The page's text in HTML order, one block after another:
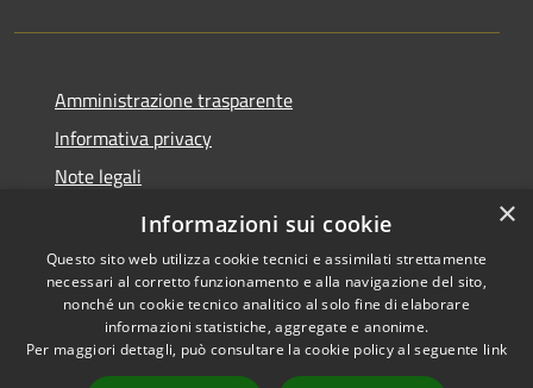
Amministrazione trasparente
Informativa privacy
Note legali
Dichiarazione di accessibilità
Accessibilità
Copyright © 2026 • Comune di
Andora • Powered by
×
Informazioni sui cookie
Questo sito web utilizza cookie tecnici e assimilati strettamente
necessari al corretto funzionamento e alla navigazione del sito,
nonché un cookie tecnico analitico al solo fine di elaborare
informazioni statistiche, aggregate e anonime.
Per maggiori dettagli, può consultare la cookie policy al seguente link